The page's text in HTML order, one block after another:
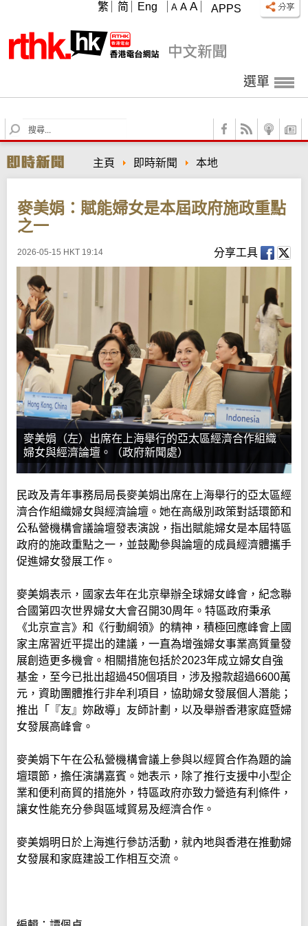
APPS
A A A
繁 简 Eng
選單
S
e
r
c
主頁 即時新聞 本地
麥美娟：賦能婦女是本屆政府施政重點
之一
2026-05-15 HKT 19:14 分享工具
麥美娟（左）出席在上海舉行的亞太區經濟合作組織
婦女與經濟論壇。（政府新聞處）
民政及青年事務局局長麥美娟出席在上海舉行的亞太區經
濟合作組織婦女與經濟論壇。她在高級別政策對話環節和
公私營機構會議論壇發表演說，指出賦能婦女是本屆特區
政府的施政重點之一，並鼓勵參與論壇的成員經濟體攜手
促進婦女發展工作。
麥美娟表示，國家去年在北京舉辦全球婦女峰會，紀念聯
合國第四次世界婦女大會召開30周年。特區政府秉承
《北京宣言》和《行動綱領》的精神，積極回應峰會上國
家主席習近平提出的建議，一直為增強婦女事業高質量發
展創造更多機會。相關措施包括於2023年成立婦女自強
基金，至今已批出超過450個項目，涉及撥款超過6600萬
元，資助團體推行非牟利項目，協助婦女發展個人潛能；
推出「『友』妳啟導」友師計劃，以及舉辦香港家庭暨婦
女發展高峰會。
麥美娟下午在公私營機構會議上參與以經貿合作為題的論
壇環節，擔任演講嘉賓。她表示，除了推行支援中小型企
業和便利商貿的措施外，特區政府亦致力營造有利條件，
讓女性能充分參與區域貿易及經濟合作。
麥美娟明日於上海進行參訪活動，就內地與香港在推動婦
女發展和家庭建設工作相互交流。